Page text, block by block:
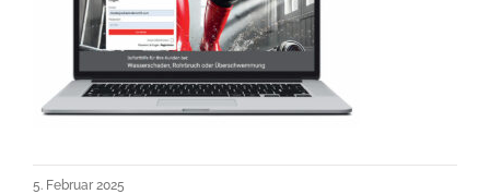
5. Februar 2025